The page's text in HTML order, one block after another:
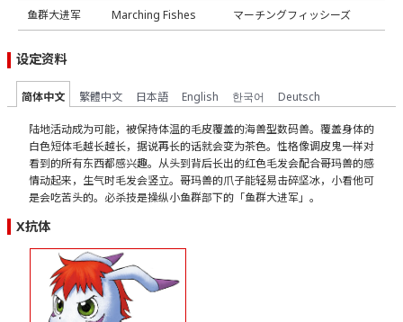
鱼群大进军 Marching Fishes マーチングフィッシーズ
设定资料
简体中文 繁體中文 日本語 English 한국어 Deutsch
陆地活动成为可能，被保持体温的毛皮覆盖的海兽型数码兽。覆盖身体的
白色短体毛越长越长，据说再长的话就会变为茶色。性格像调皮鬼一样对
看到的所有东西都感兴趣。从头到背后长出的红色毛发会配合哥玛兽的感
情动起来，生气时毛发会竖立。哥玛兽的爪子能轻易击碎坚冰，小看他可
是会吃苦头的。必杀技是操纵小鱼群部下的「鱼群大进军」。
X抗体